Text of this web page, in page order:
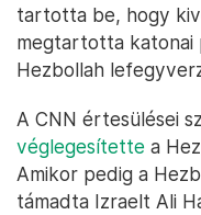
tartotta be, hogy
megtartotta katonai
Hezbollah
A CNN értesülései
véglegesítette a
Amikor pedig a
támadta Izraelt Ali